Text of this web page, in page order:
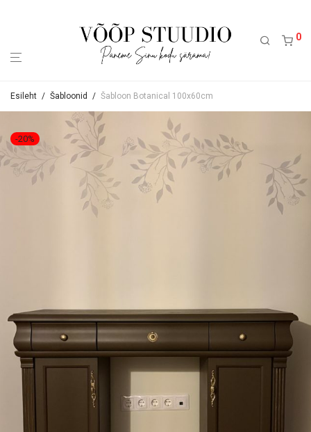
0
Esileht / Šabloonid / Šabloon Botanical 100x60cm
-20%